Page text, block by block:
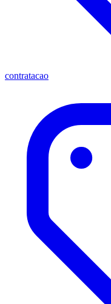
contratacao